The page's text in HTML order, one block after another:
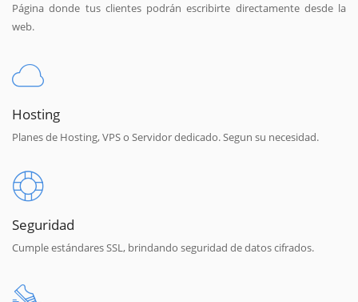
Página donde tus clientes podrán escribirte directamente desde la
web.
Hosting
Planes de Hosting, VPS o Servidor dedicado. Segun su necesidad.
Seguridad
Cumple estándares SSL, brindando seguridad de datos cifrados.